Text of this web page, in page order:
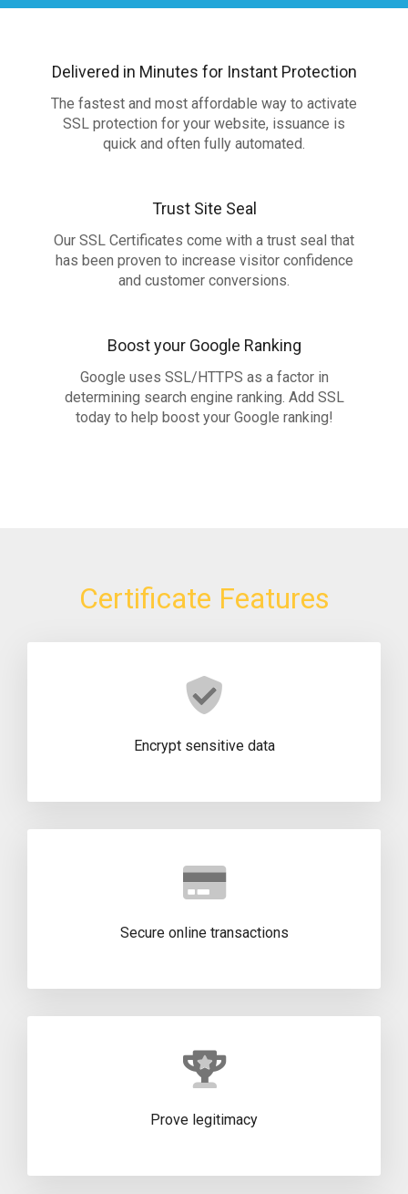
Delivered in Minutes for Instant Protection
The fastest and most affordable way to activate
SSL protection for your website, issuance is
quick and often fully automated.
Trust Site Seal
Our SSL Certificates come with a trust seal that
has been proven to increase visitor confidence
and customer conversions.
Boost your Google Ranking
Google uses SSL/HTTPS as a factor in
determining search engine ranking. Add SSL
today to help boost your Google ranking!
Certificate Features
Encrypt sensitive data
Secure online transactions
Prove legitimacy